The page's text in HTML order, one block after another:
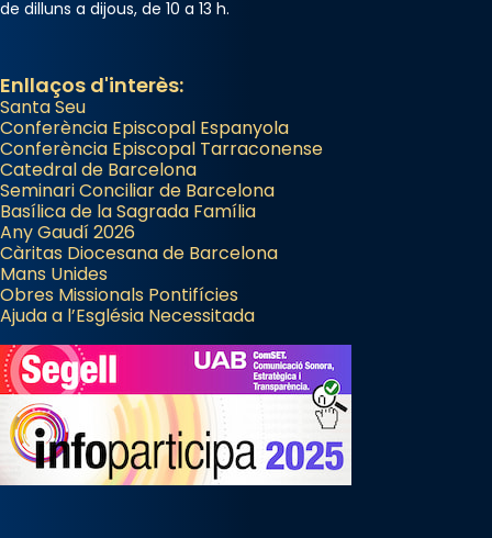
de dilluns a dijous, de 10 a 13 h.
Enllaços d'interès:
Santa Seu
Conferència Episcopal Espanyola
Conferència Episcopal Tarraconense
Catedral de Barcelona
Seminari Conciliar de Barcelona
Basílica de la Sagrada Família
Any Gaudí 2026
Càritas Diocesana de Barcelona
Mans Unides
Obres Missionals Pontifícies
Ajuda a l’Església Necessitada